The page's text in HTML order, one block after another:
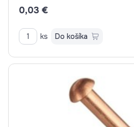
0,03 €
ks Do košíka